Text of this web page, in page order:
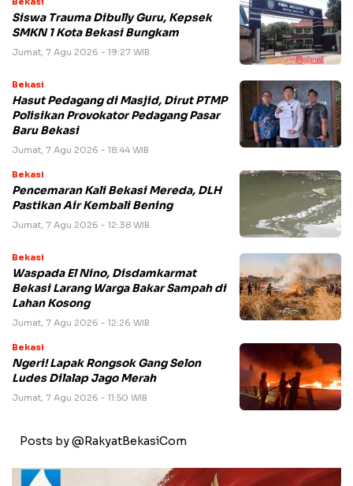
Siswa Trauma Dibully Guru, Kepsek
SMKN 1 Kota Bekasi Bungkam
Jumat, 7 Agu 2026 - 19:27 WIB
Bekasi
Hasut Pedagang di Masjid, Dirut PTMP
Polisikan Provokator Pedagang Pasar
Baru Bekasi
Jumat, 7 Agu 2026 - 18:44 WIB
Bekasi
Pencemaran Kali Bekasi Mereda, DLH
Pastikan Air Kembali Bening
Jumat, 7 Agu 2026 - 12:38 WIB
Bekasi
Waspada El Nino, Disdamkarmat
Bekasi Larang Warga Bakar Sampah di
Lahan Kosong
Jumat, 7 Agu 2026 - 12:26 WIB
Bekasi
Ngeri! Lapak Rongsok Gang Selon
Ludes Dilalap Jago Merah
Jumat, 7 Agu 2026 - 11:50 WIB
Posts by @RakyatBekasiCom